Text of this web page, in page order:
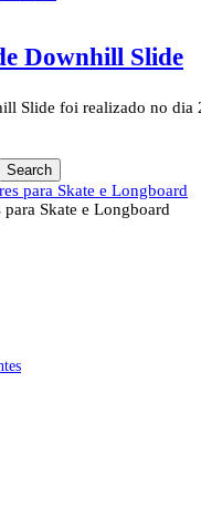
Downhill Slide
Slide foi realizado no
Skate e Longboard